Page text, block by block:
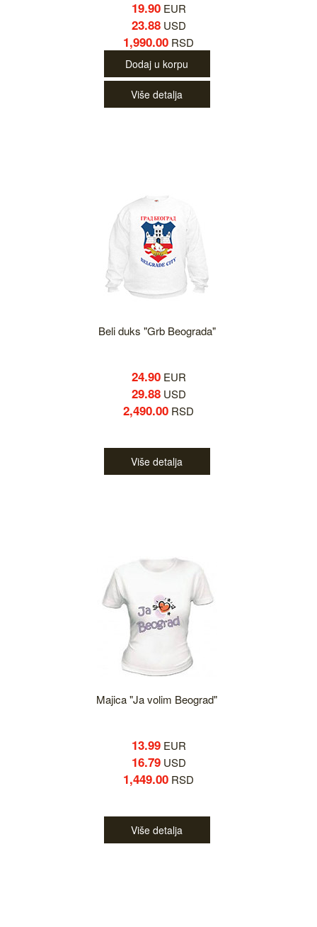
19.90EUR
23.88USD
1,990.00 RSD
Dodaj u korpu
Više detalja
Beli duks "Grb Beograda"
24.90EUR
29.88USD
2,490.00 RSD
Više detalja
Majica "Ja volim Beograd"
13.99EUR
16.79USD
1,449.00 RSD
Više detalja